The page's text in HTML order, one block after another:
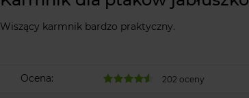
Wiszący karmnik bardzo praktyczny.
Ocena: 202 oceny